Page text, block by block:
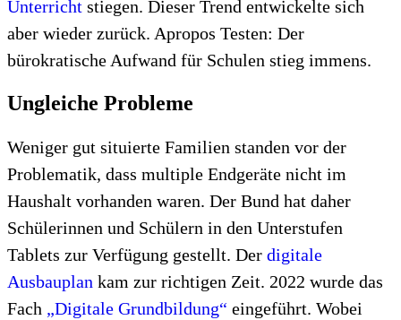
Unterricht stiegen. Dieser Trend entwickelte sich
aber wieder zurück. Apropos Testen: Der
bürokratische Aufwand für Schulen stieg immens.
Ungleiche Probleme
Weniger gut situierte Familien standen vor der
Problematik, dass multiple Endgeräte nicht im
Haushalt vorhanden waren. Der Bund hat daher
Schülerinnen und Schülern in den Unterstufen
Tablets zur Verfügung gestellt. Der digitale
Ausbauplan kam zur richtigen Zeit. 2022 wurde das
Fach „Digitale Grundbildung“ eingeführt. Wobei